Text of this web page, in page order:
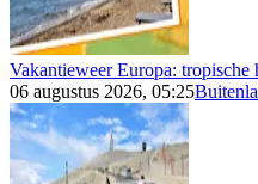
Vakantieweer Europa: tropische
06 augustus 2026, 05:25